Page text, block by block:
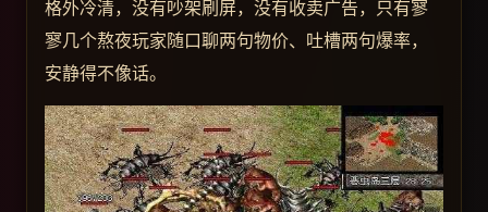
格外冷清，没有吵架刷屏，没有收卖广告，只有寥
寥几个熬夜玩家随口聊两句物价、吐槽两句爆率，
安静得不像话。